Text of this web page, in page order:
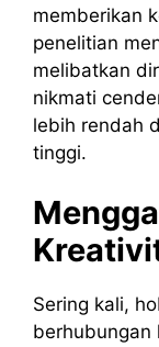
memberikan
penelitian
melibatkan
nikmati
lebih rendah
tinggi.
Sering kali,
berhubungan